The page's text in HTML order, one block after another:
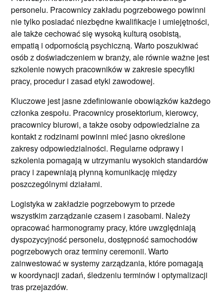
personelu. Pracownicy zakładu pogrzebowego powinni
nie tylko posiadać niezbędne kwalifikacje i umiejętności,
ale także cechować się wysoką kulturą osobistą,
empatią i odpornością psychiczną. Warto poszukiwać
osób z doświadczeniem w branży, ale równie ważne jest
szkolenie nowych pracowników w zakresie specyfiki
pracy, procedur i zasad etyki zawodowej.
Kluczowe jest jasne zdefiniowanie obowiązków każdego
członka zespołu. Pracownicy prosektorium, kierowcy,
pracownicy biurowi, a także osoby odpowiedzialne za
kontakt z rodzinami powinni mieć jasno określone
zakresy odpowiedzialności. Regularne odprawy i
szkolenia pomagają w utrzymaniu wysokich standardów
pracy i zapewniają płynną komunikację między
poszczególnymi działami.
Logistyka w zakładzie pogrzebowym to przede
wszystkim zarządzanie czasem i zasobami. Należy
opracować harmonogramy pracy, które uwzględniają
dyspozycyjność personelu, dostępność samochodów
pogrzebowych oraz terminy ceremonii. Warto
zainwestować w systemy zarządzania, które pomagają
w koordynacji zadań, śledzeniu terminów i optymalizacji
tras przejazdów.